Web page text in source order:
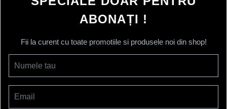
ABONAȚI !
Fii la curent cu toate promotiile si produsele noi din shop!
Numele tau
Email